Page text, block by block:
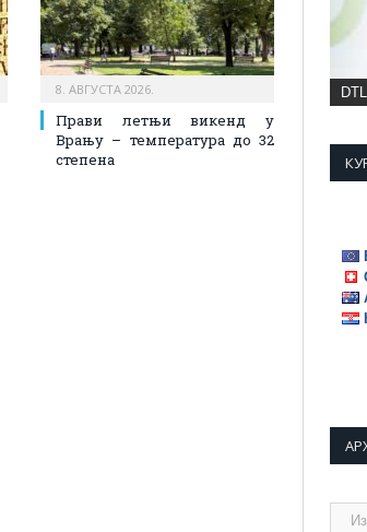
8. АВГУСТА 2026.
Прави летњи викенд у
Врању – температура до 32
степена